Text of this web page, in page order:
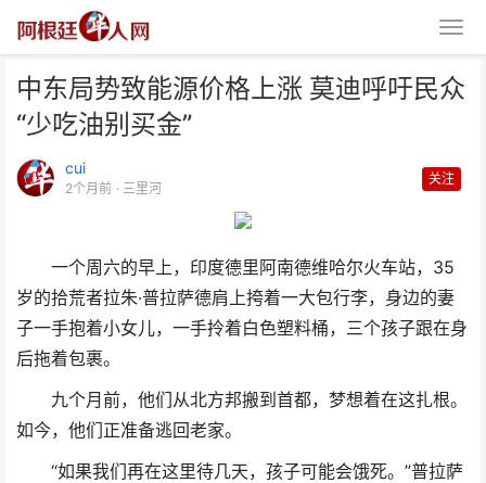
中东局势致能源价格上涨 莫迪呼吁民众
“少吃油别买金”
cui
2个月前 · 三里河
关注
一个周六的早上，印度德里阿南德维哈尔火车站，35
岁的拾荒者拉朱·普拉萨德肩上挎着一大包行李，身边的妻
子一手抱着小女儿，一手拎着白色塑料桶，三个孩子跟在身
后拖着包裹。
九个月前，他们从北方邦搬到首都，梦想着在这扎根。
如今，他们正准备逃回老家。
“如果我们再在这里待几天，孩子可能会饿死。”普拉萨
吁民众“少吃油别买金”